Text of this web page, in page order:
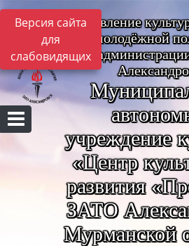
Версия сайта
для
слабовидящих
Управление
молодёжной
учреждение
«Центр
развития
ЗАТО
Мурманской